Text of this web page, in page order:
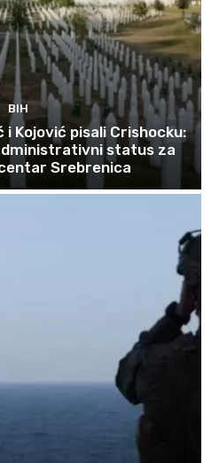
BIH
i Kojović pisali Crishocku:
status za
Srebrenica